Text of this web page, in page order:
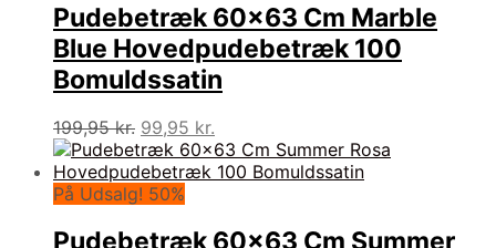
Pudebetræk 60×63 Cm Marble
Blue Hovedpudebetræk 100
Bomuldssatin
199,95kr. Den
oprindelige
pris
var:
99,95 kr.
aktuelle
pris
På Udsalg! 50%
Pudebetræk 60×63 Cm Summer